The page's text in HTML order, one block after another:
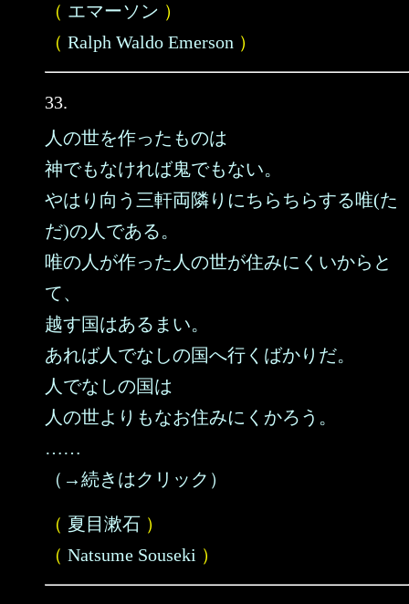
（ エマーソン ）
（ Ralph Waldo Emerson ）
33.
人の世を作ったものは
神でもなければ鬼でもない。
やはり向う三軒両隣りにちらちらする唯(た
だ)の人である。
唯の人が作った人の世が住みにくいからと
て、
越す国はあるまい。
あれば人でなしの国へ行くばかりだ。
人でなしの国は
人の世よりもなお住みにくかろう。
……
（→続きはクリック）
（ 夏目漱石 ）
（ Natsume Souseki ）